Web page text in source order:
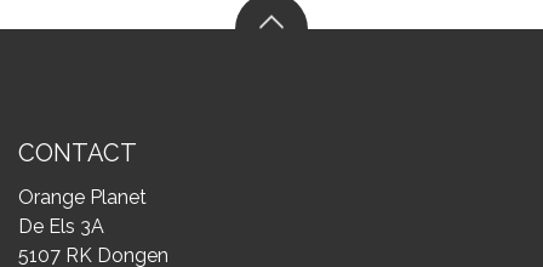
CONTACT
Orange Planet
De Els 3A
5107 RK Dongen